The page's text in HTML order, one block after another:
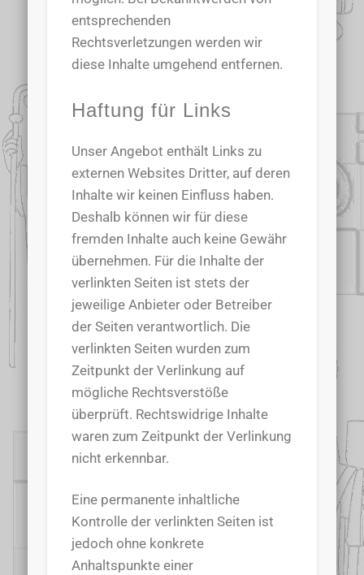
entsprechenden
Rechtsverletzungen werden wir
diese Inhalte umgehend entfernen.
Haftung für Links
Unser Angebot enthält Links zu
externen Websites Dritter, auf deren
Inhalte wir keinen Einfluss haben.
Deshalb können wir für diese
fremden Inhalte auch keine Gewähr
übernehmen. Für die Inhalte der
verlinkten Seiten ist stets der
jeweilige Anbieter oder Betreiber
der Seiten verantwortlich. Die
verlinkten Seiten wurden zum
Zeitpunkt der Verlinkung auf
mögliche Rechtsverstöße
überprüft. Rechtswidrige Inhalte
waren zum Zeitpunkt der Verlinkung
nicht erkennbar.
Eine permanente inhaltliche
Kontrolle der verlinkten Seiten ist
jedoch ohne konkrete
Anhaltspunkte einer